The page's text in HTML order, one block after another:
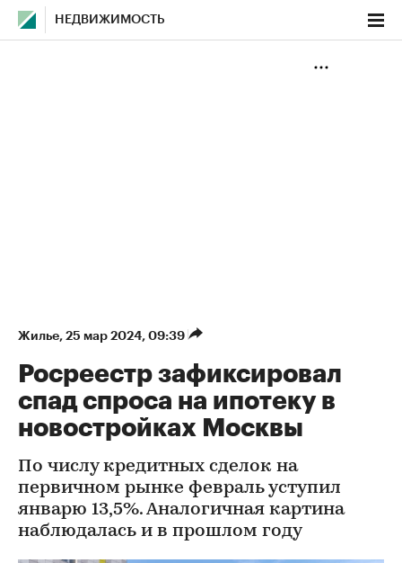
НЕДВИЖИМОСТЬ
Жилье⁠, 25 мар 2024, 09:39
Росреестр зафиксировал
спад спроса на ипотеку в
новостройках Москвы
По числу кредитных сделок на
первичном рынке февраль уступил
январю 13,5%. Аналогичная картина
наблюдалась и в прошлом году